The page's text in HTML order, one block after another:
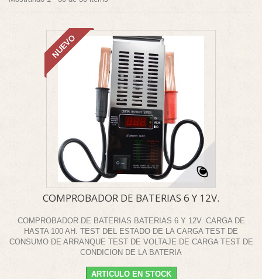
NUEVO
COMPROBADOR DE BATERIAS 6 Y 12V.
COMPROBADOR DE BATERIAS BATERIAS 6 Y 12V. CARGA DE
HASTA 100 AH. TEST DEL ESTADO DE LA CARGA TEST DE
CONSUMO DE ARRANQUE TEST DE VOLTAJE DE CARGA TEST DE
CONDICION DE LA BATERIA
ARTICULO EN STOCK